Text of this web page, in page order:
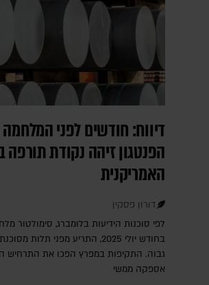
דיווח: חודשים לפני
הפנטגון זיהה נקודת
האמריקנית
דורון פסקין
לפי סוכנות הידיעות בלומברג, סימולטור
בחודש יולי 2025, התריע מפני תלות
גבוה. התקיפות במפרץ הפכו את התרחיש
אספקה ממשי